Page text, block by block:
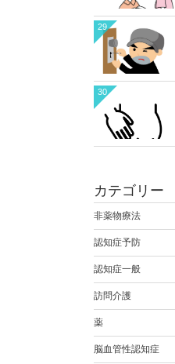
29
30
カテゴリー
非薬物療法
認知症予防
認知症一般
訪問介護
薬
脳血管性認知症